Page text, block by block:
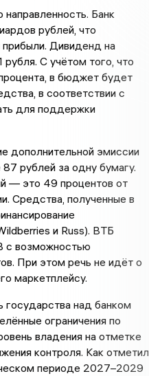
Банк
рублей, что
прибыли. Дивиденд на
С учётом того, что
в бюджет будет
в соответствии с
для поддержки
дополнительной эмиссии
рублей за одну бумагу.
— это 49 процентов от
Средства, полученные в
и Russ). ВТБ
с возможностью
При этом речь не идёт о
маркетплейсу.
государства над банком
ограничения по
владения на отметке
контроля. Как отметил
периоде 2027–2029